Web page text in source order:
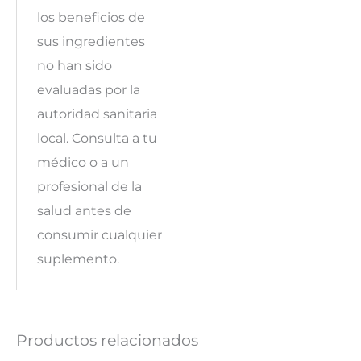
los beneficios de
sus ingredientes
no han sido
evaluadas por la
autoridad sanitaria
local. Consulta a tu
médico o a un
profesional de la
salud antes de
consumir cualquier
suplemento.
Productos relacionados